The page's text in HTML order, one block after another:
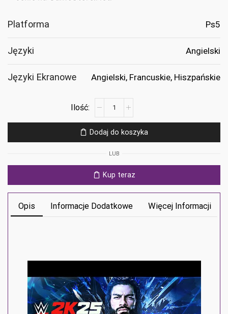
Platforma Ps5
Języki Angielski
Języki Ekranowe Angielski, Francuskie, Hiszpańskie
2K25
Ps5
Dodaj do koszyka
LUB
Kup teraz
Opis Informacje Dodatkowe Więcej Informacji